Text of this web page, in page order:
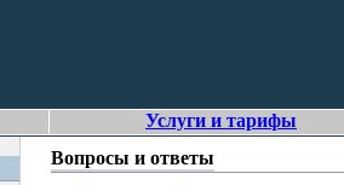
Услуги и тарифы
Вопросы и ответы